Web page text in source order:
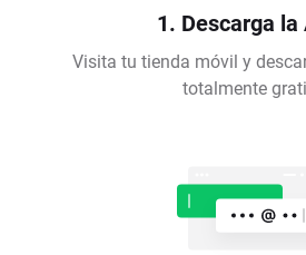
1. Descarga la
Visita tu tienda móvil y
totalmente